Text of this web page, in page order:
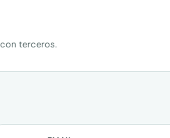
terceros.